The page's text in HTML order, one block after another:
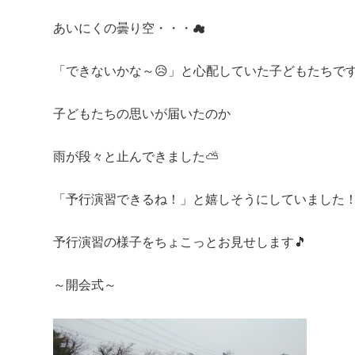
あいにくの曇り空・・・☁
「できないかな～😥」と心配していた子どもたちで
子どもたちの思いが届いたのか
雨が段々と止んできました⛅
「予行演習できるね！」と嬉しそうにしていました
予行演習の様子をちょこっとお見せします🎵
～開会式～